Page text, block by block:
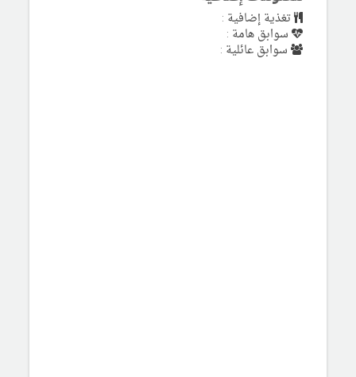
تغذية إضافية :
سوابق هامة :
سوابق عائلية :